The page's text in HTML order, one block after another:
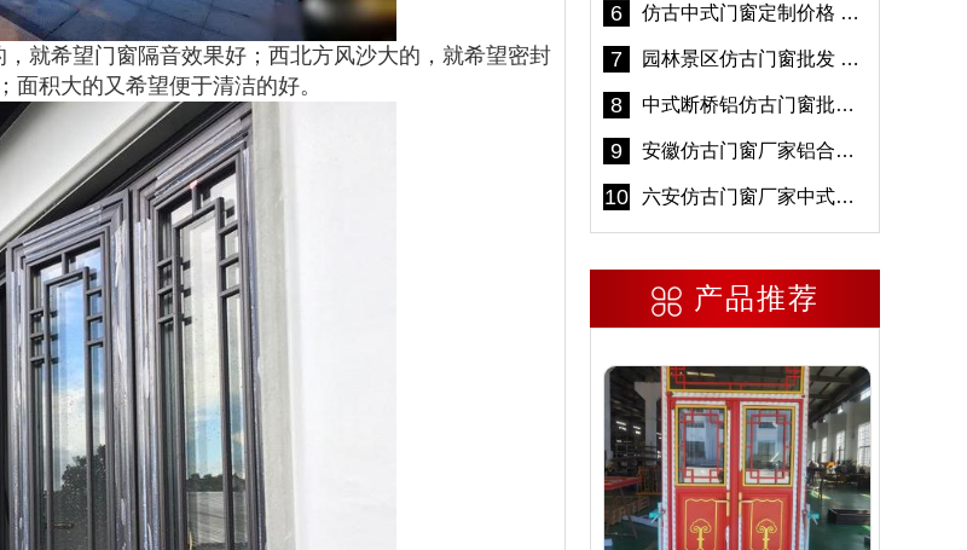
就希望门窗隔音效果好；西北方风沙大的，就希望密封
积大的又希望便于清洁的好。
6 仿古中式门窗定制价格 铝合金仿古门窗报价
7 园林景区仿古门窗批发 铝合金仿古门窗采购-冠墅阳光
8 中式断桥铝仿古门窗批发 冠墅阳光仿古门窗 6000平米实体工厂
9 安徽仿古门窗厂家铝合金仿古门窗批发 免费设计出货快
10 六安仿古门窗厂家中式仿古门窗制作 6000平米源头厂家
产品推荐